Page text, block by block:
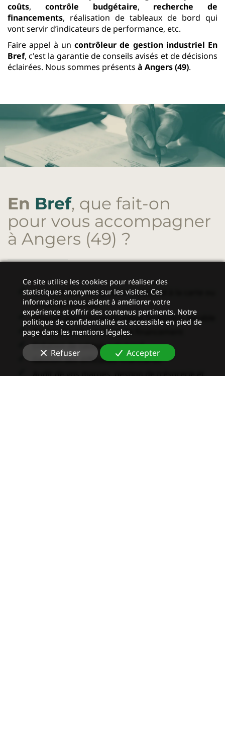
coûts, contrôle budgétaire, recherche de
financements, réalisation de tableaux de bord qui
vont servir d’indicateurs de performance, etc.
Faire appel à un contrôleur de gestion industriel En
Bref, c'est la garantie de conseils avisés et de décisions
éclairées. Nous sommes présents à Angers (49).
En Bref, que fait-on
pour vous accompagner
à Angers (49) ?
Uncontrôleur de gestion industriel
en temps partagé
Mise en place d’une stratégie financière durable
Recherche de solutions de financement
Création de tableaux de bord
Gestion des difficultés financières
Audit de vos marges, gestion de trésorerie et
Ce site utilise les cookies pour réaliser des
statistiques anonymes sur les visites. Ces
informations nous aident à améliorer votre
expérience et offrir des contenus pertinents. Notre
politique de confidentialité est accessible en pied de
page dans les mentions légales.
Refuser Accepter